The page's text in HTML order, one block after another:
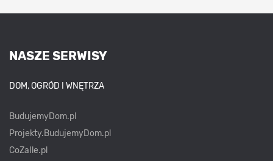
NASZE SERWISY
DOM, OGRÓD I WNĘTRZA
BudujemyDom.pl
Projekty.BudujemyDom.pl
CoZaIle.pl